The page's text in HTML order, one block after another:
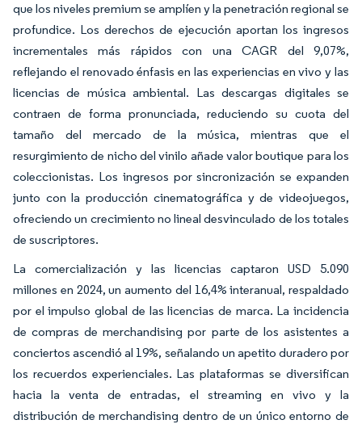
que los niveles premium se amplíen y la penetración regional se
profundice. Los derechos de ejecución aportan los ingresos
incrementales más rápidos con una CAGR del 9,07%,
reflejando el renovado énfasis en las experiencias en vivo y las
licencias de música ambiental. Las descargas digitales se
contraen de forma pronunciada, reduciendo su cuota del
tamaño del mercado de la música, mientras que el
resurgimiento de nicho del vinilo añade valor boutique para los
coleccionistas. Los ingresos por sincronización se expanden
junto con la producción cinematográfica y de videojuegos,
ofreciendo un crecimiento no lineal desvinculado de los totales
de suscriptores.
La comercialización y las licencias captaron USD 5.090
millones en 2024, un aumento del 16,4% interanual, respaldado
por el impulso global de las licencias de marca. La incidencia
de compras de merchandising por parte de los asistentes a
conciertos ascendió al 19%, señalando un apetito duradero por
los recuerdos experienciales. Las plataformas se diversifican
hacia la venta de entradas, el streaming en vivo y la
distribución de merchandising dentro de un único entorno de